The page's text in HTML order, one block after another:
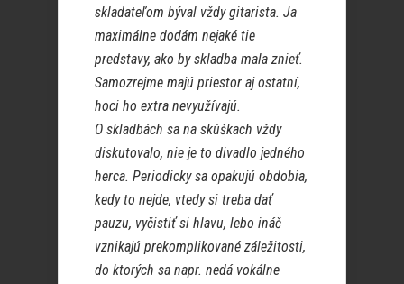
skladateľom býval vždy gitarista. Ja
maximálne dodám nejaké tie
predstavy, ako by skladba mala znieť.
Samozrejme majú priestor aj ostatní,
hoci ho extra nevyužívajú.
O skladbách sa na skúškach vždy
diskutovalo, nie je to divadlo jedného
herca. Periodicky sa opakujú obdobia,
kedy to nejde, vtedy si treba dať
pauzu, vyčistiť si hlavu, lebo ináč
vznikajú prekomplikované záležitosti,
do ktorých sa napr. nedá vokálne